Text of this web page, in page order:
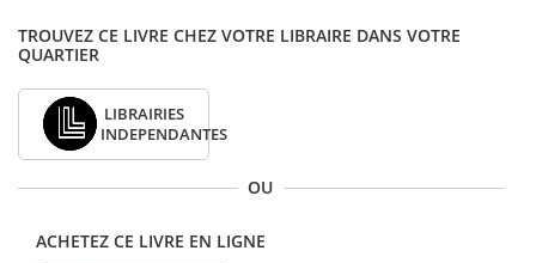
TROUVEZ CE LIVRE CHEZ VOTRE LIBRAIRE DANS VOTRE
QUARTIER
LIBRAIRIES
INDEPENDANTES
OU
ACHETEZ CE LIVRE EN LIGNE